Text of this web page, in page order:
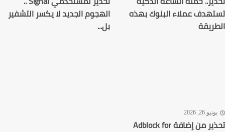
عملاء البنوك بهذه
الهجوم الجديد لا يكسر التشفير
بل...
26, 2026
تحذير من إضافة Adblock for